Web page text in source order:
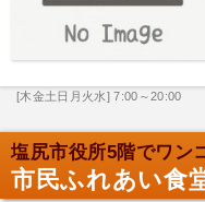
[木金土日月火水] 7:00～20:00
塩尻市役所5階でワン
市民ふれあい食